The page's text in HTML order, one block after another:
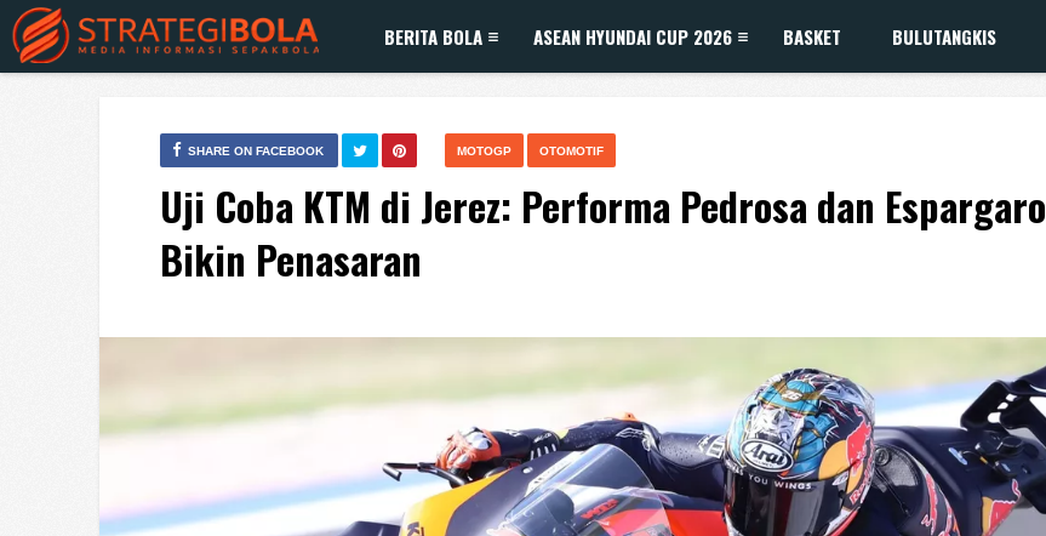
BERITA BOLA ASEAN HYUNDAI CUP 2026 BASKET BULUTANGKIS
MOTOGP OTOMOTIF
SHARE ON FACEBOOK
Uji Coba KTM di Jerez: Performa Pedrosa dan Espargaro
Bikin Penasaran